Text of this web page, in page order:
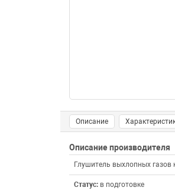
Описание
Описание производителя
Глушитель выхлопных газов
Статус: в подготовке